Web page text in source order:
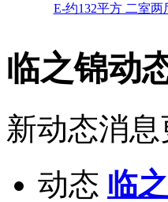
E-约132平方 二室两
临之锦动
新动态消息
动态 临